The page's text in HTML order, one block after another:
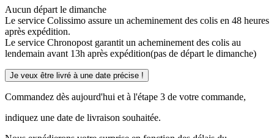
Aucun départ le dimanche
Le service Colissimo assure un acheminement des colis en 48 heures
après expédition.
Le service Chronopost garantit un acheminement des colis au
lendemain avant 13h après expédition(pas de départ le dimanche)
Je veux être livré à une date précise !
Commandez dès aujourd'hui et à l'étape 3 de votre commande,
indiquez une date de livraison souhaitée.